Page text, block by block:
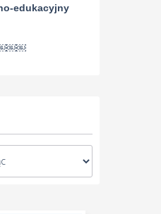
edukacyjny